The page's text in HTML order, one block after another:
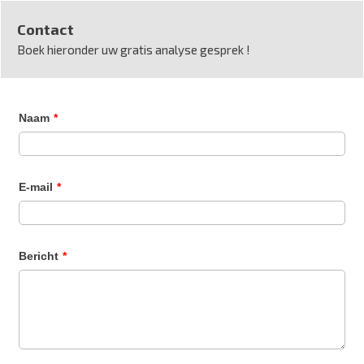
Contact
Boek hieronder uw gratis analyse gesprek !
Naam *
E-mail *
Bericht *